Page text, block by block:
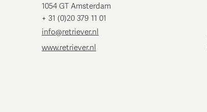
1054 GT Amsterdam
+ 31 (0)20 379 11 01
info@retriever.nl
www.retriever.nl